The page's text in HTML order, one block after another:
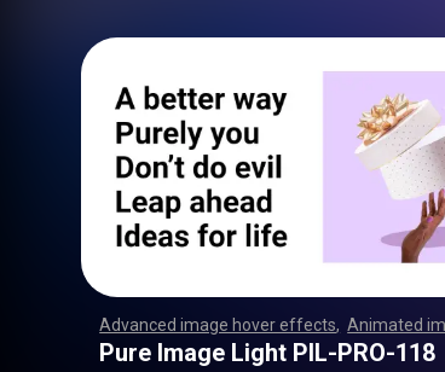
Advanced image hover effects ,Animated
,,,,,,,,,,,,,,,,,,,,,,,,,,,,,,,,,, ,,,,,,,,,,,,,
,,,,,,,,,,,,,,,,,,,,,,,,,,,,,,,,,, ,,,,,,,,,,,,,
,,,,,,,,,,,,,,,,,,,,,,,,,,,,,,,,,, ,,,,,,,,,,,,,
,,,,,,,
Pure Image Light PIL-PRO-118